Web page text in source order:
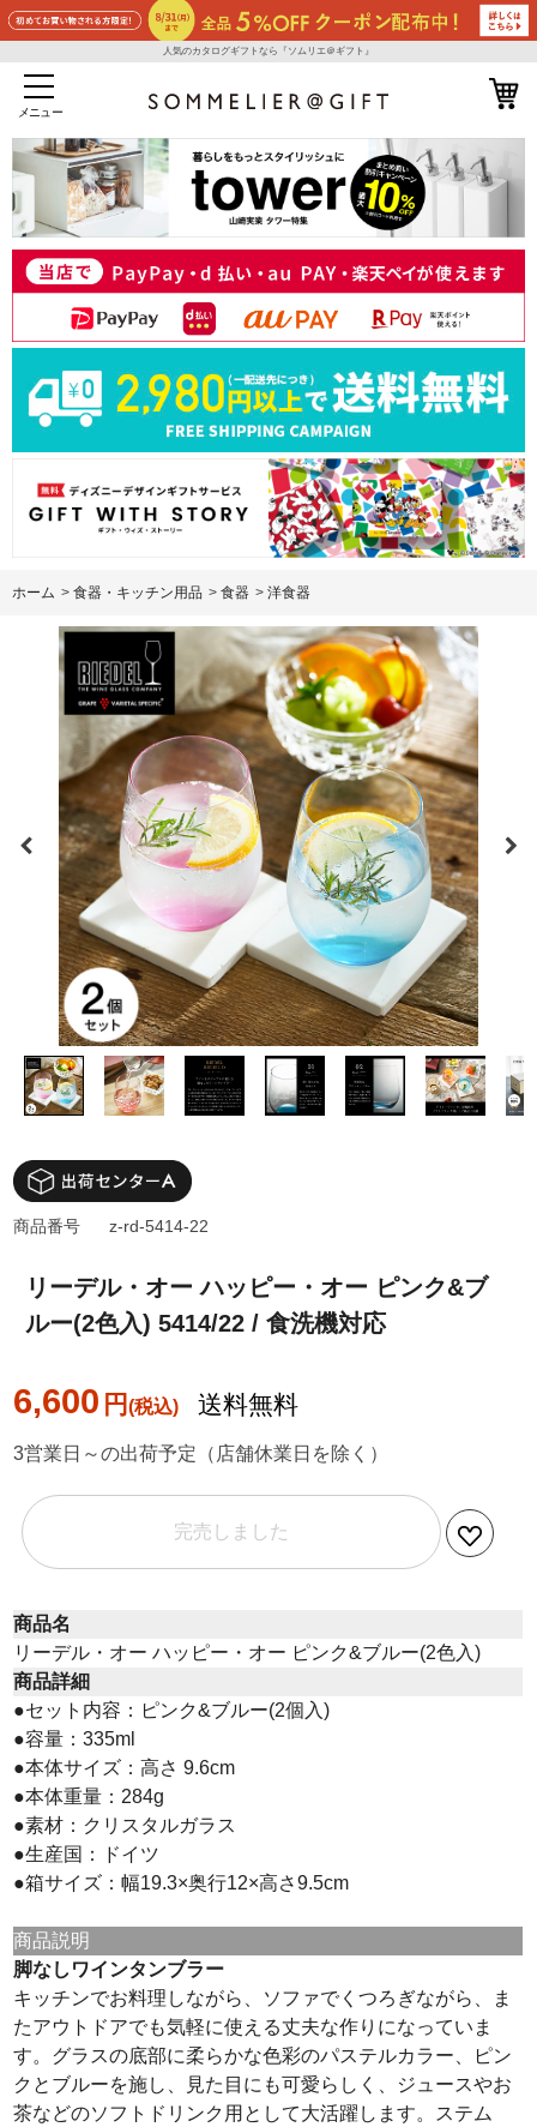
人気のカタログギフトなら『ソムリエ＠ギフト』
メニュー
ホーム > 食器・キッチン用品 > 食器 > 洋食器
リーデル・オー ハッピー・オー ピンク&ブ
ルー(2色入) 5414/22 / 食洗機対応
6,600 円 送料無料
商品番号 z-rd-5414-22
3営業日～の出荷予定（店舗休業日を除く）
完売しました
商品名
リーデル・オー ハッピー・オー ピンク&ブルー(2色入)
商品詳細
●セット内容：ピンク&ブルー(2個入)
●容量：335ml
●本体サイズ：高さ 9.6cm
●本体重量：284g
●素材：クリスタルガラス
●生産国：ドイツ
●箱サイズ：幅19.3×奥行12×高さ9.5cm
商品説明
脚なしワインタンブラー
キッチンでお料理しながら、ソファでくつろぎながら、ま
たアウトドアでも気軽に使える丈夫な作りになっていま
す。グラスの底部に柔らかな色彩のパステルカラー、ピン
クとブルーを施し、見た目にも可愛らしく、ジュースやお
茶などのソフトドリンク用として大活躍します。ステム